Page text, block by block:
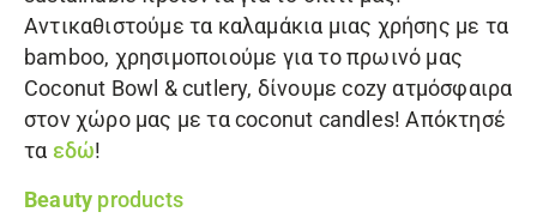
Αντικαθιστούμε τα καλαμάκια μιας χρήσης με τα
bamboo, χρησιμοποιούμε για το πρωινό μας
Coconut Bowl &cutlery, δίνουμε cozy ατμόσφαιρα
στον χώρο μας με τα coconut candles! Απόκτησέ
τα εδώ!
Beauty products